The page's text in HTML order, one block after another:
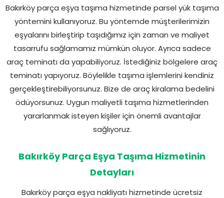
Bakırköy parça eşya taşıma hizmetinde parsel yük taşıma
yöntemini kullanıyoruz. Bu yöntemde müşterilerimizin
eşyalarını birleştirip taşıdığımız için zaman ve maliyet
tasarrufu sağlamamız mümkün oluyor. Ayrıca sadece
araç teminatı da yapabiliyoruz. İstediğiniz bölgelere araç
teminatı yapıyoruz. Böylelikle taşıma işlemlerini kendiniz
gerçekleştirebiliyorsunuz. Bize de araç kiralama bedelini
ödüyorsunuz. Uygun maliyetli taşıma hizmetlerinden
yararlanmak isteyen kişiler için önemli avantajlar
sağlıyoruz.
Bakırköy Parça Eşya Taşıma Hizmetinin
Detayları
Bakırköy parça eşya nakliyatı hizmetinde ücretsiz